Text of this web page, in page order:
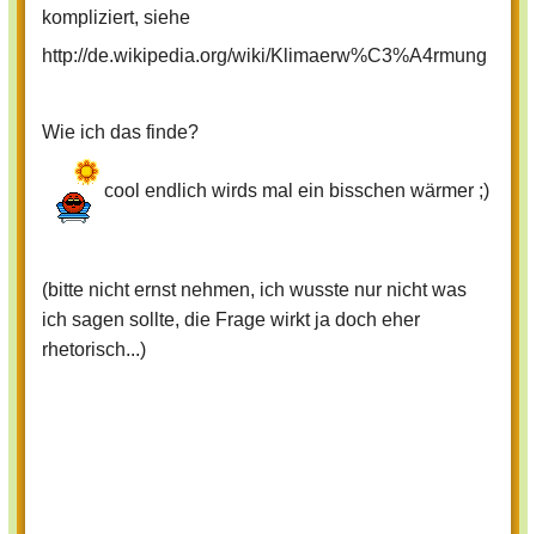
kompliziert, siehe
http://de.wikipedia.org/wiki/Klimaerw%C3%A4rmung
Wie ich das finde?
cool endlich wirds mal ein bisschen wärmer ;)
(bitte nicht ernst nehmen, ich wusste nur nicht was
ich sagen sollte, die Frage wirkt ja doch eher
rhetorisch...)